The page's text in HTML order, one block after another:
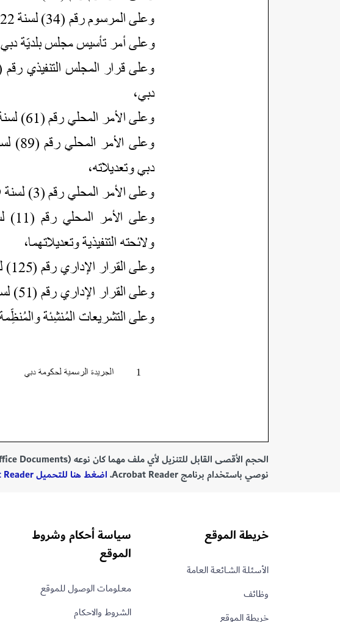
الحجم الأقصى القابل للتنزيل لأي ملف مهما كان نوعه (PDF, MS Office Documents) هو 40 ميغابايت.
نوصي باستخدام برنامج Acrobat Reader.
اضغط هنا للتحميل Acrobat Reader
خريطة الموقع
الأسـئلـة الشــائعـة العامة
وظائف
خريطة الموقع
سياسة أحكام وشروط
الموقع
معـلومات الوصول للموقع
الشروط والاحكام